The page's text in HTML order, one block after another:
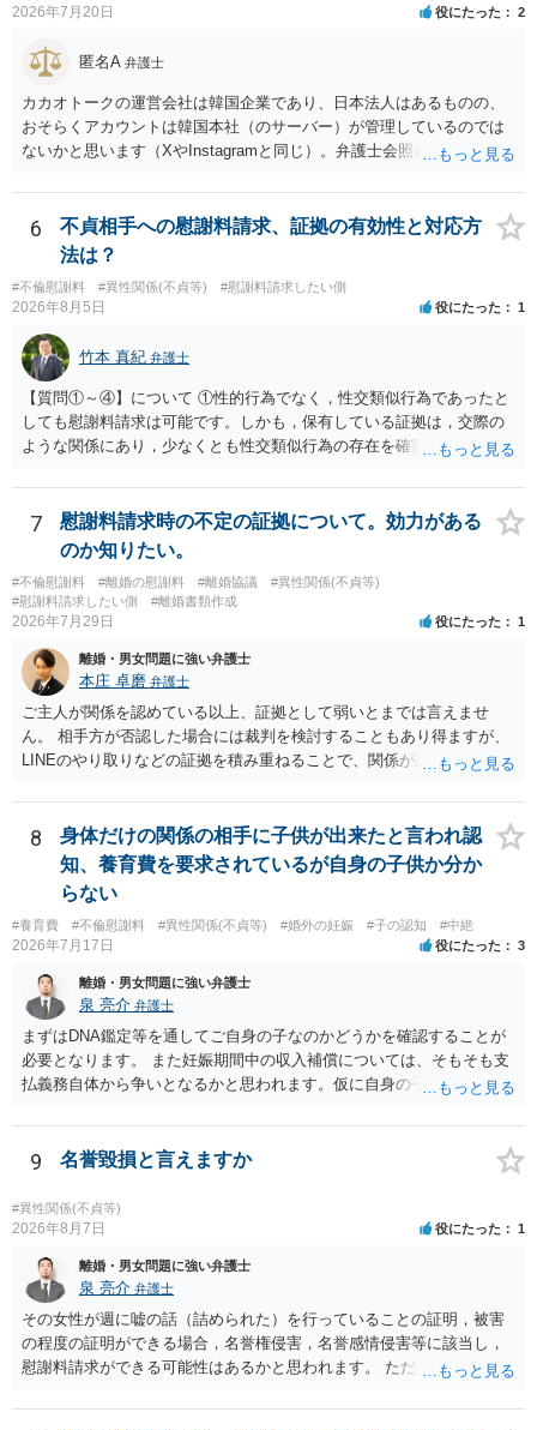
2026年7月20日 役にたった 2
匿名A 弁護士
カカオトークの運営会社は韓国企業であり、日本法人はあるものの、
おそらくアカウントは韓国本社（のサーバー）が管理しているのでは
ないかと思います（XやInstagramと同じ）。弁護士会照会は日本法に
対する照会は基本的にできないと解されています（弁護士会によって
は例外的に認める扱いもありますが、かなり限定されているので一般
的ではないでしょう）。もし韓国本社がアカウント管理をしているな
ら、日本法人へ送っても「ウチでは管理していない」という回答にな
ります。 個人で直接他人のID情報の開示を求めても拒否されるでしょ
う。
6
不貞相手への慰謝料請求、証拠の有効性と対応方
法は？
#不倫慰謝料 #異性関係(不貞等) #慰謝料請求したい側
2026年8月5日 役にたった 1
竹本 真紀 弁護士
【質問①～④】について ①性的行為でなく，性交類似行為であったと
しても慰謝料請求は可能です。しかも，保有している証拠は，交際の
ような関係にあり，少なくとも性交類似行為の存在を確実に証明でき
ことを窺わせるものです。）。ですから，慰謝料請求を進めることで
よいと思います。 ただ．慰謝料額については，婚姻破綻に至っていな
いとして，この点を考慮されることになるかもしれません。 ②夫との
今後のことを考えて書いてもらうか否かを検討するのがよいと思いま
す。今ある証拠以上のことを証明（証明力を強めることも含む）でき
るのであれば，前向きに検討を進めるという考え方でもよいでしょ
値と夫との関係との均衡のように思います。 ③行政書士に委任をして
いるのであれば，どのような内容の委任なのか不明ですが，その行政
書士との協議になると思います。請求するか，訴訟にするか，その点
の見極めや，相手方は性交類似行為は認めているのか，それさえも否
定しているのかによって，考え方・進め方は変わってくると思いま
あれば，本人（行政書士でも同じだと思います。）への対応ではあま
り変わらないように思います。減額で折り合えるなら本人様の交渉で
もよいように思いますが，ゼロかどうかの観点であれば，訴訟に進む
しかなくなるようにも思います。そうしますと，お近くの弁護士に相
談して進めることを検討した方がよいようにも思います。
7
慰謝料請求時の不定の証拠について。効力がある
のか知りたい。
#不倫慰謝料 #離婚の慰謝料 #離婚協議
#異性関係(不貞等)
#慰謝料請求したい側
#離婚書類作成
2026年7月29日 役にたった 1
離婚・男女問題に強い弁護士
本庄 卓磨 弁護士
ご主人が関係を認めている以上、証拠として弱いとまでは言えませ
ん。 相手方が否認した場合には裁判を検討することもあり得ますが、
LINEのやり取りなどの証拠を積み重ねることで、関係が認定される余
個別の事情によりますので、お早めに弁護士に相談されることをおす
すめします。
8
身体だけの関係の相手に子供が出来たと言われ認
知、養育費を要求されているが自身の子供か分か
らない
#養育費 #不倫慰謝料 #異性関係(不貞等) #婚外の妊娠 #子の認知 #中絶
2026年7月17日 役にたった 3
離婚・男女問題に強い弁護士
泉 亮介 弁護士
まずはDNA鑑定等を通してご自身の子なのかどうかを確認することが
必要となります。 また妊娠期間中の収入補償については、そもそも支
払義務自体から争いとなるかと思われます。仮に自身の子であったと
相手に弁護士がついているということであれば、依頼をするかしない
かは別として一度ご自身も個別に弁護士に相談をされたほうが良いで
9 名誉毀損と言えますか
#異性関係(不貞等)
2026年8月7日 役にたった 1
離婚・男女問題に強い弁護士
泉 亮介 弁護士
その女性が週に嘘の話（詰められた）を行っていることの証明，被害
の程度の証明ができる場合，名誉権侵害，名誉感情侵害等に該当し，
慰謝料請求ができる可能性はあるかと思われます。 ただ弁護士費用を
た方が良いでしょう。